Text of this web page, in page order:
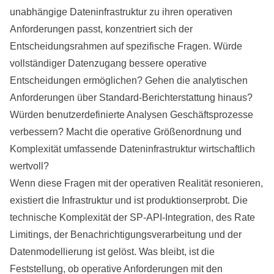
unabhängige Dateninfrastruktur zu ihren operativen
Anforderungen passt, konzentriert sich der
Entscheidungsrahmen auf spezifische Fragen. Würde
vollständiger Datenzugang bessere operative
Entscheidungen ermöglichen? Gehen die analytischen
Anforderungen über Standard-Berichterstattung hinaus?
Würden benutzerdefinierte Analysen Geschäftsprozesse
verbessern? Macht die operative Größenordnung und
Komplexität umfassende Dateninfrastruktur wirtschaftlich
wertvoll?
Wenn diese Fragen mit der operativen Realität resonieren,
existiert die Infrastruktur und ist produktionserprobt. Die
technische Komplexität der SP-API-Integration, des Rate
Limitings, der Benachrichtigungsverarbeitung und der
Datenmodellierung ist gelöst. Was bleibt, ist die
Feststellung, ob operative Anforderungen mit den